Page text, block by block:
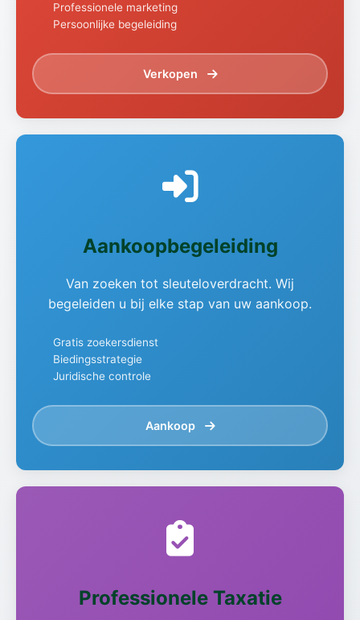
Professionele marketing
Persoonlijke begeleiding
Verkopen
Aankoopbegeleiding
Van zoeken tot sleuteloverdracht. Wij
begeleiden u bij elke stap van uw aankoop.
Gratis zoekersdienst
Biedingsstrategie
Juridische controle
Aankoop
Professionele Taxatie